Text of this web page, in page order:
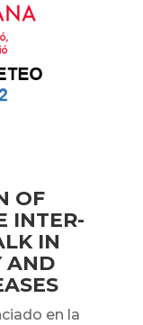
OF
INTER-
IN
AND
en la